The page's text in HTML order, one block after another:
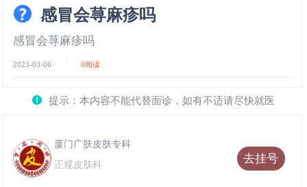
感冒会荨麻疹吗
感冒会荨麻疹吗
2023-03-06 0阅读
提示：本内容不能代替面诊，如有不适请尽快就医
去挂号
厦门广肤皮肤专科
正规皮肤科